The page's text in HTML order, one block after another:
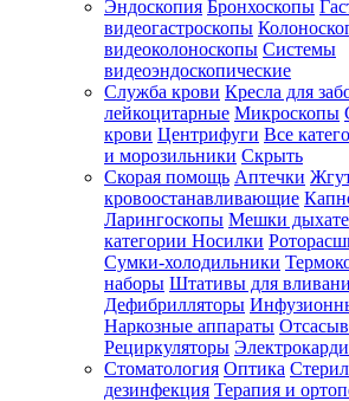
Эндоскопия Бронхоскопы
видеогастроскопы
видеоколоноскопы Системы
видеоэндоскопические
Служба крови Кресла для
лейкоцитарные Микроскопы
крови Центрифуги Все
и морозильники Скрыть
Скорая помощь Аптечки
кровоостанавливающие
Ларингоскопы Мешки
категории Носилки
Сумки-холодильники
наборы Штативы для
Дефибрилляторы
Наркозные аппараты
Рециркуляторы
Стоматология Оптика
дезинфекция Терапия и